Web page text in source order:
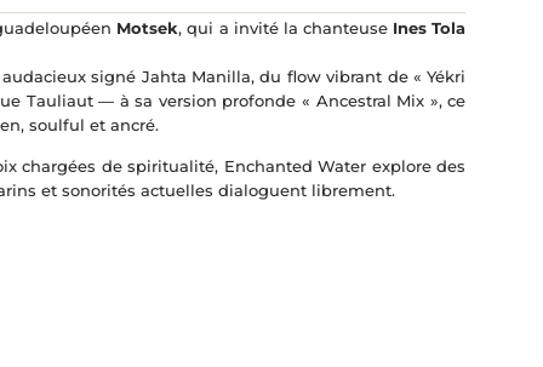
Motsek, qui a invité la chanteuse Ines Tola
signé Jahta Manilla, du flow vibrant de « Yékri
Tauliaut — à sa version profonde « Ancestral Mix », ce
soulful et ancré.
chargées de spiritualité, Enchanted Water explore des
et sonorités actuelles dialoguent librement.